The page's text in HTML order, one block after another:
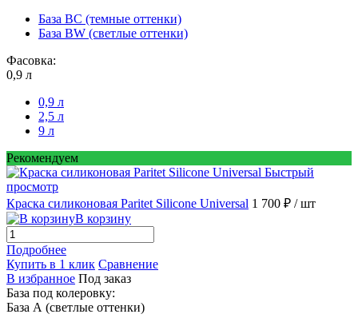
База BС (темные оттенки)
База BW (светлые оттенки)
Фасовка:
0,9 л
0,9 л
2,5 л
9 л
Рекомендуем
Быстрый
просмотр
Краска силиконовая Paritet Silicone Universal 1 700 ₽ / шт
В корзину
Подробнее
Купить в 1 клик Сравнение
В избранное Под заказ
База под колеровку:
База А (светлые оттенки)